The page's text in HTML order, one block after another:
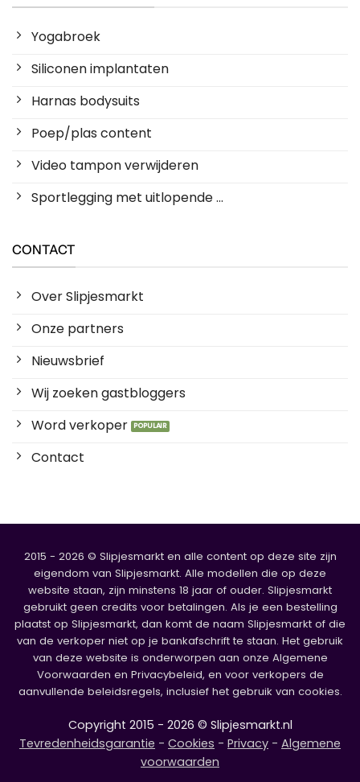
Yogabroek
Siliconen implantaten
Harnas bodysuits
Poep/plas content
Video tampon verwijderen
Sportlegging met uitlopende ...
CONTACT
Over Slipjesmarkt
Onze partners
Nieuwsbrief
Wij zoeken gastbloggers
Word verkoper
Contact
2015 - 2026 © Slipjesmarkt en alle content op deze site zijn
eigendom van Slipjesmarkt. Alle modellen die op deze
website staan, zijn minstens 18 jaar of ouder. Slipjesmarkt
gebruikt geen credits voor betalingen. Als je een bestelling
plaatst op Slipjesmarkt, dan komt de naam Slipjesmarkt of die
van de verkoper niet op je bankafschrift te staan. Het gebruik
van deze website is onderworpen aan onze Algemene
Voorwaarden en Privacybeleid, en voor verkopers de
aanvullende beleidsregels, inclusief het gebruik van cookies.
Copyright 2015 - 2026 © Slipjesmarkt.nl
Tevredenheidsgarantie - Cookies - Privacy - Algemene
voorwaarden